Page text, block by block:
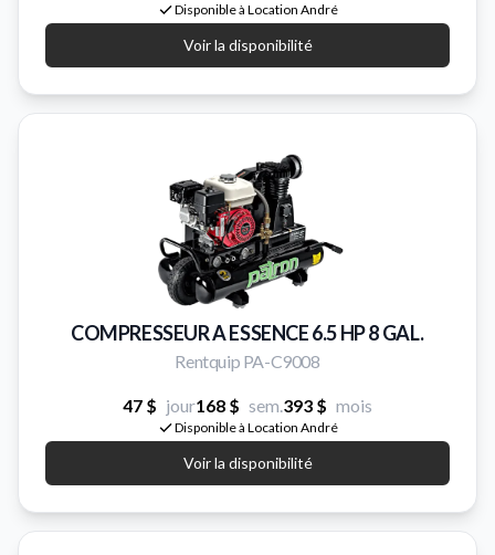
Disponible à Location André
Voir la disponibilité
COMPRESSEUR A ESSENCE 6.5 HP 8 GAL.
Rentquip PA-C9008
47 $ jour168 $ sem.393 $ mois
Disponible à Location André
Voir la disponibilité